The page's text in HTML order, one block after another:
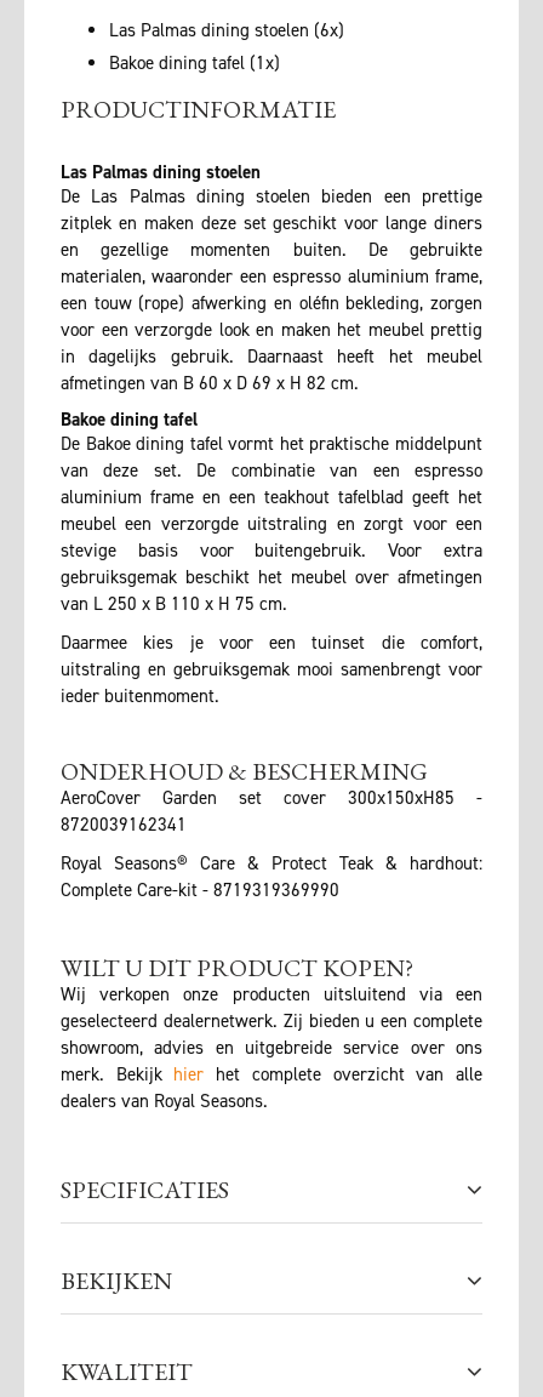
Las Palmas dining stoelen (6x)
Bakoe dining tafel (1x)
PRODUCTINFORMATIE
Las Palmas dining stoelen
De Las Palmas dining stoelen bieden een prettige
zitplek en maken deze set geschikt voor lange diners
en gezellige momenten buiten. De gebruikte
materialen, waaronder een espresso aluminium frame,
een touw (rope) afwerking en oléfin bekleding, zorgen
voor een verzorgde look en maken het meubel prettig
in dagelijks gebruik. Daarnaast heeft het meubel
afmetingen van B 60 x D 69 x H 82 cm.
Bakoe dining tafel
De Bakoe dining tafel vormt het praktische middelpunt
van deze set. De combinatie van een espresso
aluminium frame en een teakhout tafelblad geeft het
meubel een verzorgde uitstraling en zorgt voor een
stevige basis voor buitengebruik. Voor extra
gebruiksgemak beschikt het meubel over afmetingen
van L 250 x B 110 x H 75 cm.
Daarmee kies je voor een tuinset die comfort,
uitstraling en gebruiksgemak mooi samenbrengt voor
ieder buitenmoment.
ONDERHOUD & BESCHERMING
AeroCover Garden set cover 300x150xH85 -
8720039162341
Royal Seasons® Care & Protect Teak & hardhout:
Complete Care-kit - 8719319369990
WILT U DIT PRODUCT KOPEN?
Wij verkopen onze producten uitsluitend via een
geselecteerd dealernetwerk. Zij bieden u een complete
showroom, advies en uitgebreide service over ons
merk. Bekijk hier het complete overzicht van alle
dealers van Royal Seasons.
SPECIFICATIES
BEKIJKEN
KWALITEIT